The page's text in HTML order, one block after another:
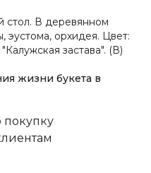
стол. В деревянном
эустома, орхидея. Цвет:
застава". (В)
жизни букета в